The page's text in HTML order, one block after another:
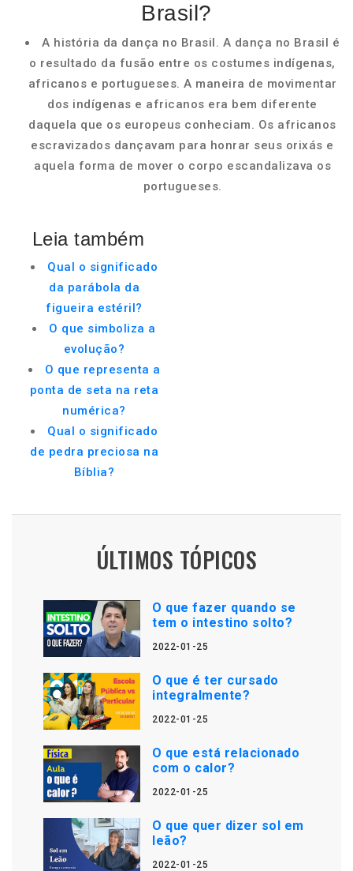
Brasil?
A história da dança no Brasil. A dança no Brasil é
o resultado da fusão entre os costumes indígenas,
africanos e portugueses. A maneira de movimentar
dos indígenas e africanos era bem diferente
daquela que os europeus conheciam. Os africanos
escravizados dançavam para honrar seus orixás e
aquela forma de mover o corpo escandalizava os
portugueses.
Leia também
Qual o significado
da parábola da
figueira estéril?
O que simboliza a
evolução?
O que representa a
ponta de seta na reta
numérica?
Qual o significado
de pedra preciosa na
Bíblia?
ÚLTIMOS TÓPICOS
O que fazer quando se
tem o intestino solto?
2022-01-25
O que é ter cursado
integralmente?
2022-01-25
O que está relacionado
com o calor?
2022-01-25
O que quer dizer sol em
leão?
2022-01-25